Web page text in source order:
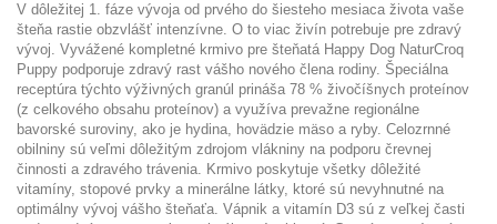
V dôležitej 1. fáze vývoja od prvého do šiesteho mesiaca života vaše
šteňa rastie obzvlášť intenzívne. O to viac živín potrebuje pre zdravý
vývoj. Vyvážené kompletné krmivo pre šteňatá Happy Dog NaturCroq
Puppy podporuje zdravý rast vášho nového člena rodiny. Špeciálna
receptúra týchto výživných granúl prináša 78 % živočíšnych proteínov
(z celkového obsahu proteínov) a využíva prevažne regionálne
bavorské suroviny, ako je hydina, hovädzie mäso a ryby. Celozrnné
obilniny sú veľmi dôležitým zdrojom vlákniny na podporu črevnej
činnosti a zdravého trávenia. Krmivo poskytuje všetky dôležité
vitamíny, stopové prvky a minerálne látky, ktoré sú nevyhnutné na
optimálny vývoj vášho šteňaťa. Vápnik a vitamín D3 sú z veľkej časti